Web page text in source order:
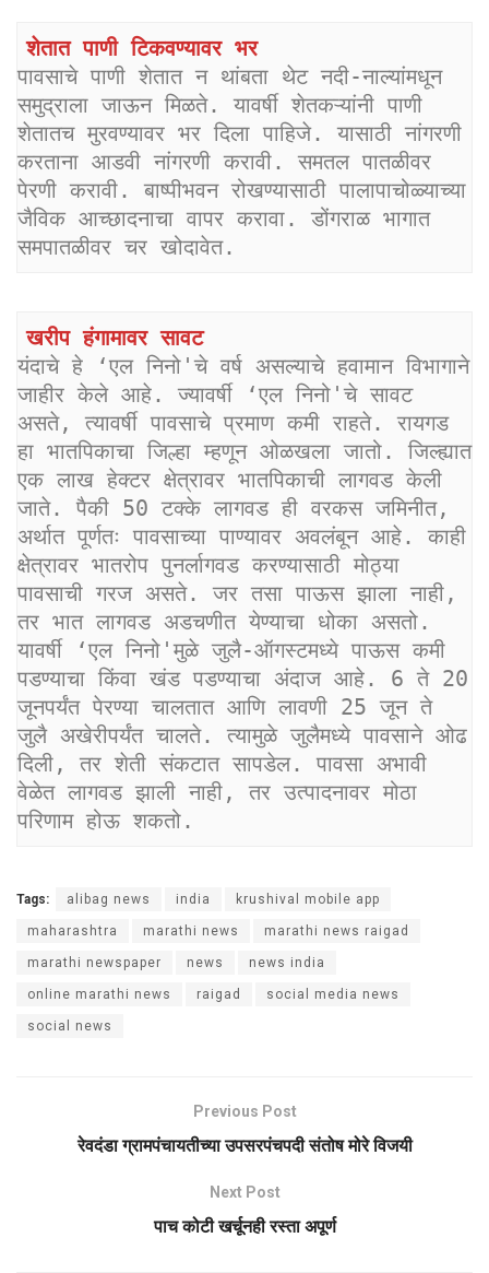
शेतात पाणी टिकवण्यावर भर
पावसाचे पाणी शेतात न थांबता थेट नदी-नाल्यांमधून
समुद्राला जाऊन मिळते. यावर्षी शेतकऱ्यांनी पाणी
शेतातच मुरवण्यावर भर दिला पाहिजे. यासाठी नांगरणी
करताना आडवी नांगरणी करावी. समतल पातळीवर
पेरणी करावी. बाष्पीभवन रोखण्यासाठी पालापाचोळ्याच्या
जैविक आच्छादनाचा वापर करावा. डोंगराळ भागात
समपातळीवर चर खोदावेत.
खरीप हंगामावर सावट
यंदाचे हे ‌‘एल निनो'चे वर्ष असल्याचे हवामान विभागाने
जाहीर केले आहे. ज्यावर्षी ‌‘एल निनो'चे सावट
असते, त्यावर्षी पावसाचे प्रमाण कमी राहते. रायगड
हा भातपिकाचा जिल्हा म्हणून ओळखला जातो. जिल्ह्यात
एक लाख हेक्टर क्षेत्रावर भातपिकाची लागवड केली
जाते. पैकी 50 टक्के लागवड ही वरकस जमिनीत,
अर्थात पूर्णतः पावसाच्या पाण्यावर अवलंबून आहे. काही
क्षेत्रावर भातरोप पुनर्लागवड करण्यासाठी मोठ्या
पावसाची गरज असते. जर तसा पाऊस झाला नाही,
तर भात लागवड अडचणीत येण्याचा धोका असतो.
यावर्षी ‌‘एल निनो'मुळे जुलै-ऑगस्टमध्ये पाऊस कमी
पडण्याचा किंवा खंड पडण्याचा अंदाज आहे. 6 ते 20
जूनपर्यंत पेरण्या चालतात आणि लावणी 25 जून ते
जुलै अखेरीपर्यंत चालते. त्यामुळे जुलैमध्ये पावसाने ओढ
दिली, तर शेती संकटात सापडेल. पावसा अभावी
वेळेत लागवड झाली नाही, तर उत्पादनावर मोठा
परिणाम होऊ शकतो.
Tags: alibag news india krushival mobile app
maharashtra marathi news marathi news raigad
marathi newspaper news news india
online marathi news raigad social media news
social news
Previous Post
रेवदंडा ग्रामपंचायतीच्या उपसरपंचपदी संतोष मोरे विजयी
Next Post
पाच कोटी खर्चूनही रस्ता अपूर्ण